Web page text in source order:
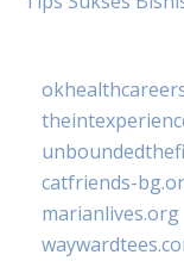
catfriends-
marianlives.org